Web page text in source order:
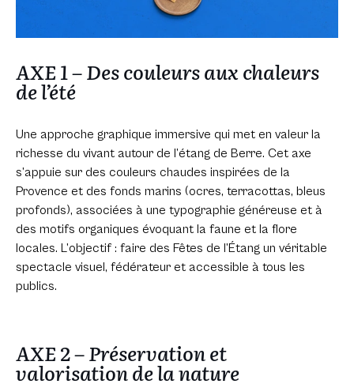
AXE 1 – Des couleurs aux chaleurs
de l’été
Une approche graphique immersive qui met en valeur la
richesse du vivant autour de l’étang de Berre. Cet axe
s’appuie sur des couleurs chaudes inspirées de la
Provence et des fonds marins (ocres, terracottas, bleus
profonds), associées à une typographie généreuse et à
des motifs organiques évoquant la faune et la flore
locales. L’objectif : faire des Fêtes de l’Étang un véritable
spectacle visuel, fédérateur et accessible à tous les
publics.
AXE 2 – Préservation et
valorisation de la nature